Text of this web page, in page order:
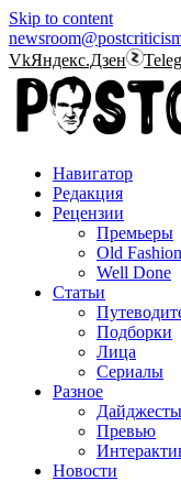
Skip to content
VkЯндекс.Дзен
Навигатор
Редакция
Рецензии
Премьеры
Old
Well Done
Статьи
Подборки
Лица
Сериалы
Разное
Дайджесты
Превью
Новости